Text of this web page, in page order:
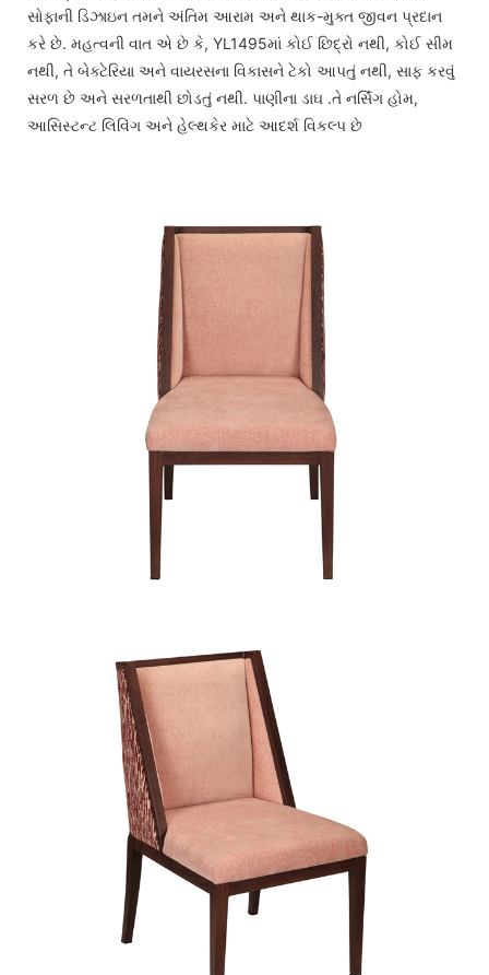
સોફાની ડિઝાઇન તમને અંતિમ આરામ અને થાક-મુક્ત જીવન પ્રદાન
કરે છે. મહત્વની વાત એ છે કે, YL1495માં કોઈ છિદ્રો નથી, કોઈ સીમ
નથી, તે બેક્ટેરિયા અને વાયરસના વિકાસને ટેકો આપતું નથી, સાફ કરવું
સરળ છે અને સરળતાથી છોડતું નથી. પાણીના ડાઘ .તે નર્સિંગ હોમ,
આસિસ્ટન્ટ લિવિંગ અને હેલ્થકેર માટે આદર્શ વિકલ્પ છે